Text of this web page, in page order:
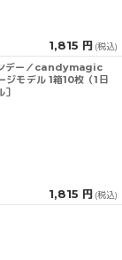
1,815 円 (税込)
ンデー／candymagic
モデル 1箱10枚（1日
1,815 円 (税込)